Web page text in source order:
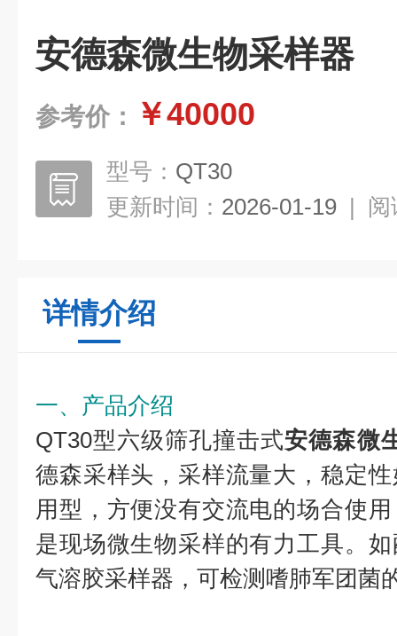
安德森微生物采样器
参考价： ￥40000
型号： QT30
更新时间： 2026-01-19 | 阅
详情介绍
一、产品介绍
QT30型六级筛孔撞击式安德森微
德森采样头，采样流量大，稳定
用型，方便没有交流电的场合使
是现场微生物采样的有力工具。
气溶胶采样器，可检测嗜肺军团菌